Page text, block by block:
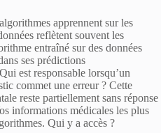
apprennent sur les
reflètent souvent les
entraîné sur des données
ses prédictions
est responsable lorsqu’un
commet une erreur ? Cette
reste partiellement sans réponse
informations médicales les plus
Qui y a accès ?